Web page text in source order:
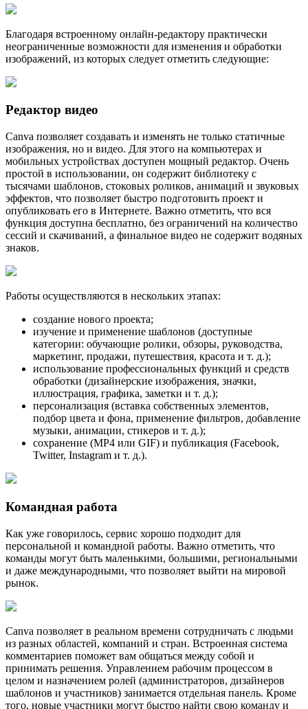
Благодаря встроенному онлайн-редактору практически
неограниченные возможности для изменения и обработки
изображений, из которых следует отметить следующие:
Редактор видео
Canva позволяет создавать и изменять не только статичные
изображения, но и видео. Для этого на компьютерах и
мобильных устройствах доступен мощный редактор. Очень
простой в использовании, он содержит библиотеку с
тысячами шаблонов, стоковых роликов, анимаций и звуковых
эффектов, что позволяет быстро подготовить проект и
опубликовать его в Интернете. Важно отметить, что вся
функция доступна бесплатно, без ограничений на количество
сессий и скачиваний, а финальное видео не содержит водяных
знаков.
Работы осуществляются в нескольких этапах:
создание нового проекта;
изучение и применение шаблонов (доступные
категории: обучающие ролики, обзоры, руководства,
маркетинг, продажи, путешествия, красота и т. д.);
использование профессиональных функций и средств
обработки (дизайнерские изображения, значки,
иллюстрация, графика, заметки и т. д.);
персонализация (вставка собственных элементов,
подбор цвета и фона, применение фильтров, добавление
музыки, анимации, стикеров и т. д.);
сохранение (MP4 или GIF) и публикация (Facebook,
Twitter, Instagram и т. д.).
Командная работа
Как уже говорилось, сервис хорошо подходит для
персональной и командной работы. Важно отметить, что
команды могут быть маленькими, большими, региональными
и даже международными, что позволяет выйти на мировой
рынок.
Canva позволяет в реальном времени сотрудничать с людьми
из разных областей, компаний и стран. Встроенная система
комментариев поможет вам общаться между собой и
принимать решения. Управлением рабочим процессом в
целом и назначением ролей (администраторов, дизайнеров
шаблонов и участников) занимается отдельная панель. Кроме
того, новые участники могут быстро найти свою команду и